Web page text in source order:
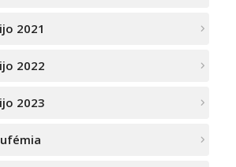
2021
2022
2023